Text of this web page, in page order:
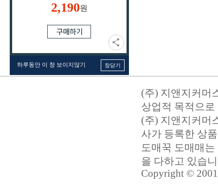
2,190원
하루동안 이 창 보이지않기 창닫기
(주) 지앤지커머
상업적 목적으
(주) 지앤지커머
사가 등록한 상
도매꾹 도매매
을 다하고 있습
Copyright ©